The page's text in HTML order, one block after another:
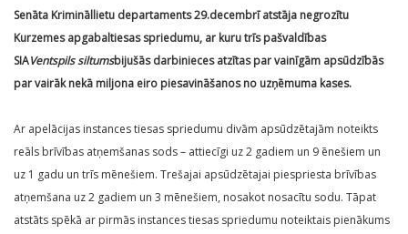
Senāta Krimināllietu departaments 29.decembrī atstāja negrozītu
Kurzemes apgabaltiesas spriedumu, ar kuru trīs pašvaldības
SIAVentspils siltumsbijušās darbinieces atzītas par vainīgām apsūdzībās
par vairāk nekā miljona eiro piesavināšanos no uzņēmuma kases.
Ar apelācijas instances tiesas spriedumu divām apsūdzētajām noteikts
reāls brīvības atņemšanas sods – attiecīgi uz 2 gadiem un 9 ēnešiem un
uz 1 gadu un trīs mēnešiem. Trešajai apsūdzētajai piespriesta brīvības
atņemšana uz 2 gadiem un 3 mēnešiem, nosakot nosacītu sodu. Tāpat
atstāts spēkā ar pirmās instances tiesas spriedumu noteiktais pienākums